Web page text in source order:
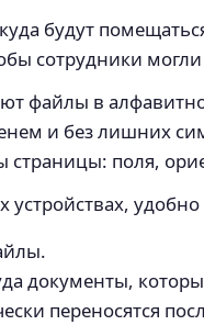
будут
сотрудники
файлы в
и без лишних
страницы: поля,
удобно
документы,
переносятся